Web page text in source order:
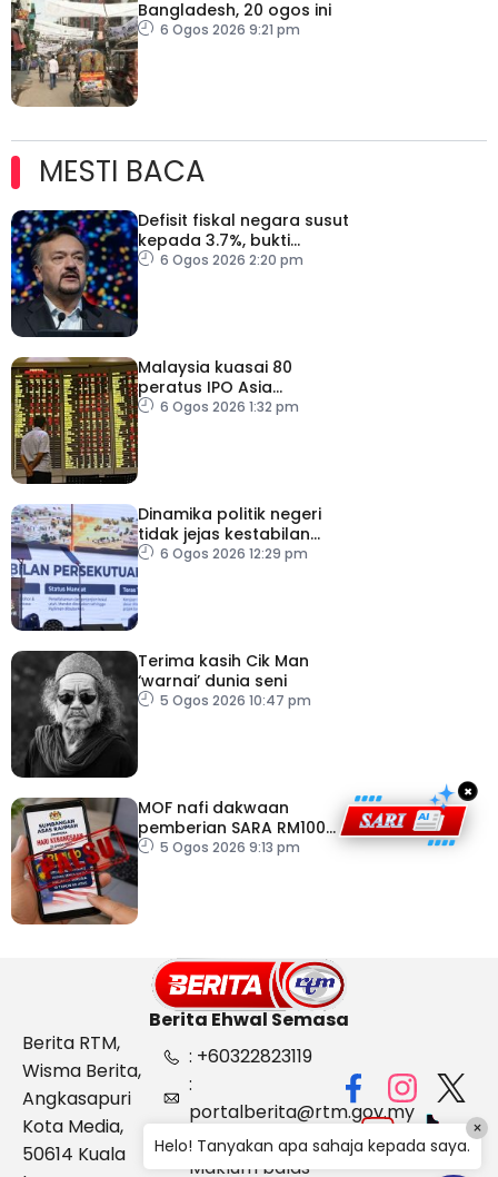
Bangladesh, 20 ogos ini
6 Ogos 2026 9:21 pm
MESTI BACA
Defisit fiskal negara susut
kepada 3.7%, bukti
keyakinan pelabur masih
6 Ogos 2026 2:20 pm
Malaysia kuasai 80
peratus IPO Asia
Tenggara, kumpul AS$1.4
6 Ogos 2026 1:32 pm
Dinamika politik negeri
tidak jejas kestabilan
Kerajaan Perpaduan
6 Ogos 2026 12:29 pm
Terima kasih Cik Man
‘warnai’ dunia seni
5 Ogos 2026 10:47 pm
MOF nafi dakwaan
pemberian SARA RM100
sempena Hari
5 Ogos 2026 9:13 pm
×
Berita Ehwal Semasa
Berita RTM,
Wisma Berita,
Angkasapuri
Kota Media,
50614 Kuala
: +60322823119
:
portalberita@rtm.gov.my
: Aduan &
Maklum balas
Helo! Tanyakan apa sahaja kepada saya.
×